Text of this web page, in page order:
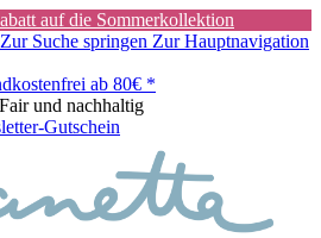
auf die Sommerkollektion
Zur Suche springen Zur Hauptnavigation
ab 80€ *
Fair und nachhaltig
Gutschein